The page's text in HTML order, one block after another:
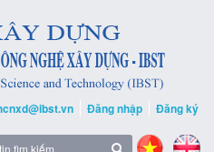
Đăng nhập Đăng ký